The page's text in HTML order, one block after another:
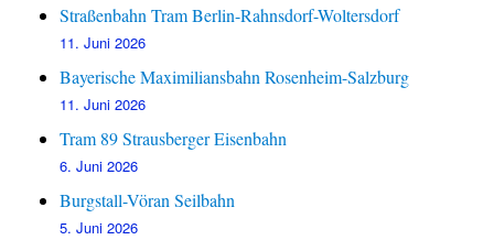
Straßenbahn Tram Berlin-Rahnsdorf-Woltersdorf
11. Juni 2026
Bayerische Maximiliansbahn Rosenheim-Salzburg
11. Juni 2026
Tram 89 Strausberger Eisenbahn
6. Juni 2026
Burgstall-Vöran Seilbahn
5. Juni 2026